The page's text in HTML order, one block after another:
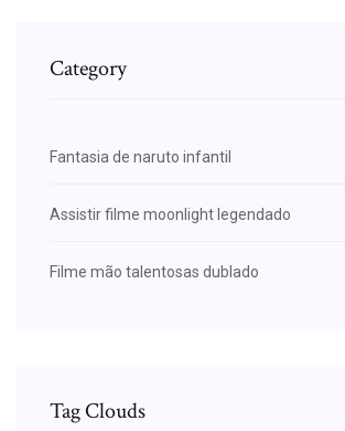
Category
Fantasia de naruto infantil
Assistir filme moonlight legendado
Filme mão talentosas dublado
Tag Clouds